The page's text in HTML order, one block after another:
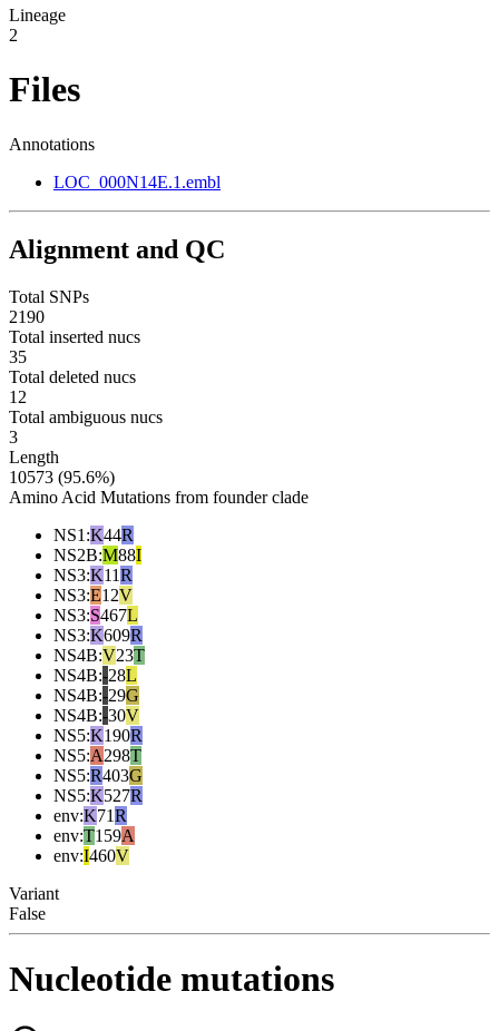
Lineage
2
Files
Annotations
LOC_000N14E.1.embl
Alignment and QC
Total SNPs
2190
Total inserted nucs
35
Total deleted nucs
12
Total ambiguous nucs
3
Length
10573 (95.6%)
Amino Acid Mutations from founder clade
NS1 :K44R
NS2B:M88I
NS3:K11R
NS3:E12V
NS3:S467L
NS3:K609R
NS4B:V23T
NS4B:-28L
NS4B:-29G
NS4B:-30V
NS5:K190R
NS5:A298T
NS5:R403G
NS5:K527R
env:K71R
env:T159A
env:I460V
Variant
False
Nucleotide mutations